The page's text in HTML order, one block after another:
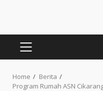
PRIMARY
Home
Berita
Program Rumah ASN